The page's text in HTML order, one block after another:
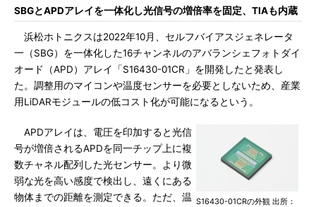
SBGとAPDアレイを一体化し光信号の増倍率を固定、TIAも内蔵
浜松ホトニクスは2022年10月、セルフバイアスジェネレータ
一（SBG）を一体化した16チャンネルのアバランシェフォトダイ
オード（APD）アレイ「S16430-01CR」を開発したと発表し
た。調整用のマイコンや温度センサーを必要としないため、産業
用LiDARモジュールの低コスト化が可能になるという。
S16430-01CRの外観 出所：
APDアレイは、電圧を印加すると光信
号が増倍されるAPDを同一チップ上に複
数チャネル配列した光センサー。より微
弱な光を高い感度で検出し、遠くにある
物体までの距離を測定できる。ただ、温